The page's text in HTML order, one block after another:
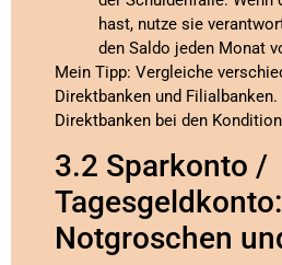
hast, nutze sie
den Saldo jeden Monat
Mein Tipp: Vergleiche
Direktbanken und Filialbanken.
Direktbanken bei den
3.2 Sparkonto /
Notgroschen